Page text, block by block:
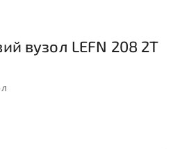
вузол LEFN 208 2T